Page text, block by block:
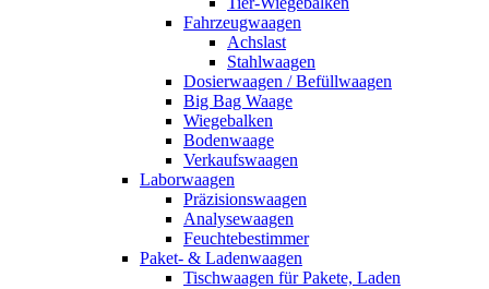
Fahrzeugwaagen
Achslast
Stahlwaagen
Dosierwaagen / Befüllwaagen
Big Bag Waage
Wiegebalken
Bodenwaage
Verkaufswaagen
Laborwaagen
Präzisionswaagen
Analysewaagen
Feuchtebestimmer
Paket- & Ladenwaagen
Tischwaagen für Pakete, Laden